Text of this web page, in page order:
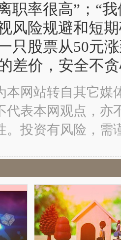
职率很高”；“
风险规避和短
只股票从50元
差价，安全不
本网站转自其它媒
代表本网观点，亦
。投资有风险，需